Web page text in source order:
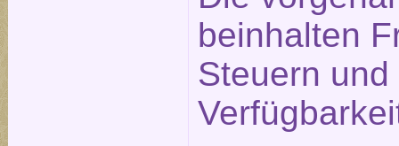
beinhalten
Steuern